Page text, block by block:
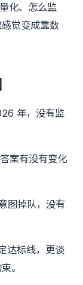
化、怎么监
觉变成靠数
年，没有监
案有没有变化
图掉队，没有
达标线，更谈
。